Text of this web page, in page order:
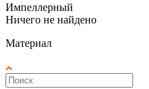
Импеллерный
Ничего не найдено
Материал